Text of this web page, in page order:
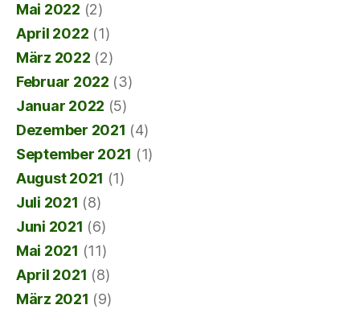
Mai 2022 (2)
April 2022 (1)
März 2022 (2)
Februar 2022 (3)
Januar 2022 (5)
Dezember 2021 (4)
September 2021 (1)
August 2021 (1)
Juli 2021 (8)
Juni 2021 (6)
Mai 2021 (11)
April 2021 (8)
März 2021 (9)